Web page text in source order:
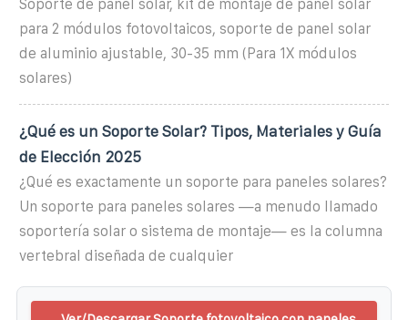
Soporte de panel solar, kit de montaje de panel solar
para 2 módulos fotovoltaicos, soporte de panel solar
de aluminio ajustable, 30-35 mm (Para 1X módulos
solares)
¿Qué es un Soporte Solar? Tipos, Materiales y Guía
de Elección 2025
¿Qué es exactamente un soporte para paneles solares?
Un soporte para paneles solares —a menudo llamado
soportería solar o sistema de montaje— es la columna
vertebral diseñada de cualquier